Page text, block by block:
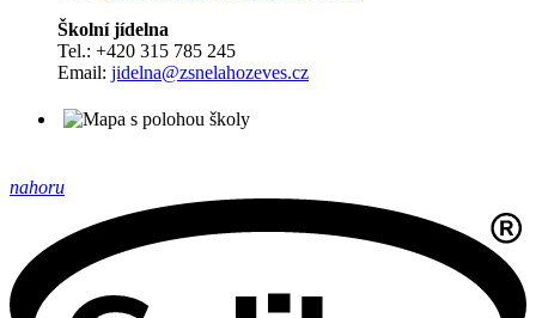
Školní jídelna
Tel.: +420 315 785 245
Email: jidelna@zsnelahozeves.cz
nahoru